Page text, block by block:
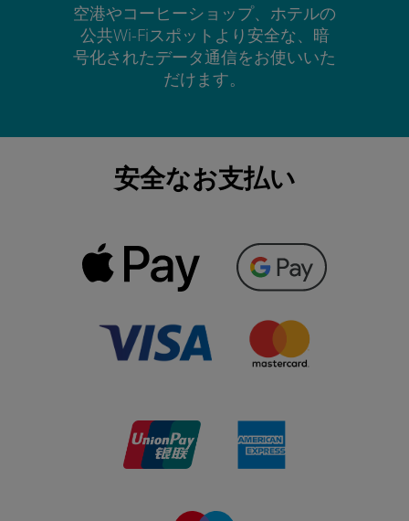
空港やコーヒーショップ、ホテルの
公共Wi-Fiスポットより安全な、暗
号化されたデータ通信をお使いいた
だけます。
安全なお支払い